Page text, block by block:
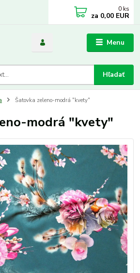
Menu
Hľadať
0 ks
za 0,00 EUR
Šatovka zeleno-modrá "kvety"
modrá "kvety"